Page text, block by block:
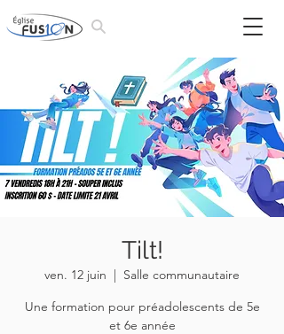
Tilt!
ven. 12 juin
  |
Salle communautaire
Une formation pour préadolescents de 5e
et 6e année